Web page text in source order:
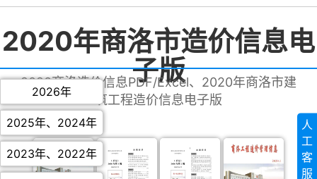
2020年商洛市造价信息电
子版
2020商洛造价信息PDF/Excel、2020年商洛市建
筑工程造价信息电子版
2026年
2025年、 2024年
2023年、 2022年
人
工
客
服